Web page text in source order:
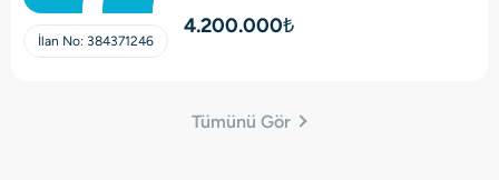
İlan No: 384371246
4.200.000₺
Tümünü Gör